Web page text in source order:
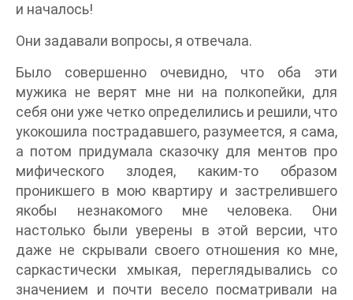
и началось!
Они задавали вопросы, я отвечала.
Было совершенно очевидно, что оба эти
мужика не верят мне ни на полкопейки, для
себя они уже четко определились и решили, что
укокошила пострадавшего, разумеется, я сама,
а потом придумала сказочку для ментов про
мифического злодея, каким-то образом
проникшего в мою квартиру и застрелившего
якобы незнакомого мне человека. Они
настолько были уверены в этой версии, что
даже не скрывали своего отношения ко мне,
саркастически хмыкая, переглядывались со
значением и почти весело посматривали на